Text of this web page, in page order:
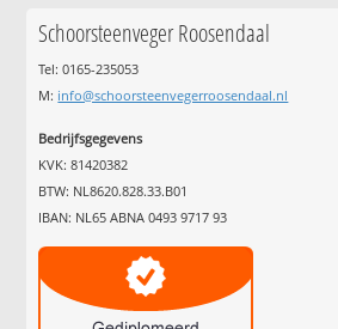
Schoorsteenveger Roosendaal
Tel: 0165-235053
M: info@schoorsteenvegerroosendaal.nl
Bedrijfsgegevens
KVK: 81420382
BTW: NL8620.828.33.B01
IBAN: NL65 ABNA 0493 9717 93